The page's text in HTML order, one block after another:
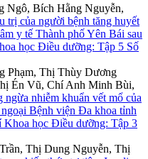
Ngô, Bích Hằng Nguyễn,
trị của người bệnh tăng huyết
y tế Thành phố Yên Bái sau
học Điều dưỡng: Tập 5 Số
Phạm, Thị Thùy Dương
Én Vũ, Chí Anh Minh Bùi,
nhiễm khuẩn vết mổ của
Bệnh viện Đa khoa tỉnh
Khoa học Điều dưỡng: Tập 3
Thị Dung Nguyễn, Thị